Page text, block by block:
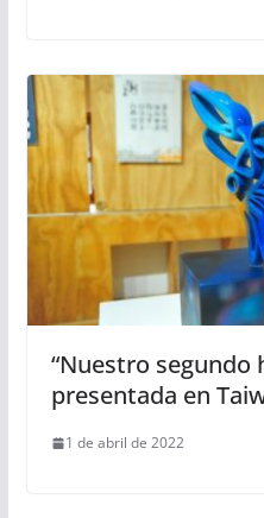
“Nuestro segundo
presentada en
1 de abril de 2022